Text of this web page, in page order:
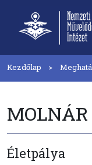
Kezdőlap
Életpálya